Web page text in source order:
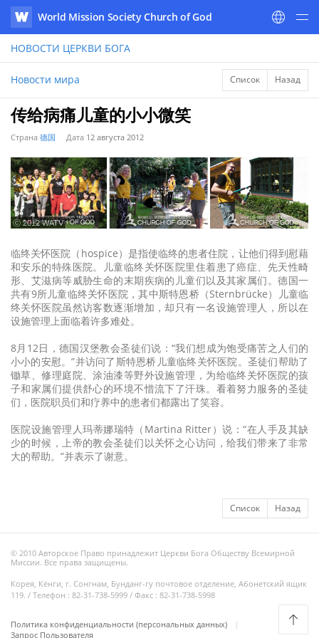
WATV
World Mission Society Church of God
НОВОСТИ ЦЕРКВИ БОГА
Новости мира Список Назад
传给病痛儿童的小小微笑
Страна 德国 Дата 12 августа 2012
ⓒ 2012 WATV
临终关怀医院（hospice）是指使临终的患者住院，让他们得到慰藉
和安乐的特殊医院。儿童临终关怀医院里住着患了癌症、先天性畸
形、艾滋病等威胁生命的末期疾病的儿童们以及其家属们。德国一
共有9所儿童临终关怀医院，其中斯特恩桥（Sternbrücke）儿童临
终关怀医院虽然访客数逐渐增加，却只有一名设施管理人，所以在
设施管理上面临着许多难处。
8月12日，德国汉堡教会圣徒们说：“我们想成为饱受痛苦之人们的
小小的安慰。”并访问了斯特恩桥儿童临终关怀医院。圣徒们帮助了
锄草、修理庭院、涂油漆等野外设施管理，为给临终关怀医院的孩
子和家属们提供舒心的环境不惜流下了汗珠。看着努力服务的圣徒
们，医院职员们和疗养中的患者们都露出了笑容。
医院设施管理人玛蒂娜瑞特（Martina Ritter）说：“在人手及其缺
少的时候，上帝的教会圣徒们以关怀之心访问，给我们带来了非常
大的帮助。”并表示了谢意。
Список Назад
© 2010 Авторское Право принадлежит Церкви Бога Обществу Всемирной
Миссии. Все права защищены.
Корея, Кёнги, г. Сонгнам, Бунданг-гу почтовое отделение, Абонетский ящик
119. / Телефон : 82-31-738-5999 / Факс : 82-31-738-5998
Политика конфиденциальности (персональных данных)
Запрос Пользователя